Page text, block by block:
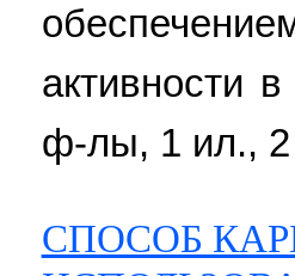
активности
ф-лы, 1 ил., 2
СПОСОБ